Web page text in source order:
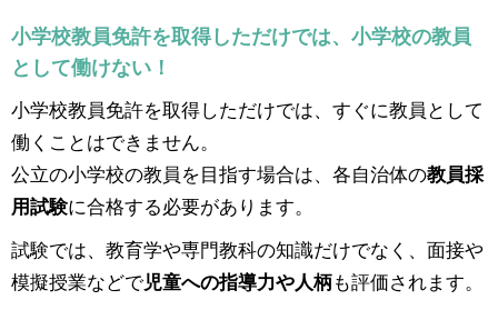
小学校教員免許を取得しただけでは、小学校の教員
として働けない！
小学校教員免許を取得しただけでは、すぐに教員として
働くことはできません。
公立の小学校の教員を目指す場合は、各自治体の教員採
用試験に合格する必要があります。
試験では、教育学や専門教科の知識だけでなく、面接や
模擬授業などで児童への指導力や人柄も評価されます。